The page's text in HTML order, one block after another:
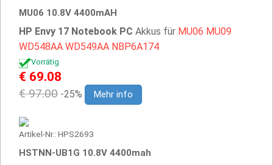
MU06 10.8V 4400mAH
HP Envy 17 Notebook PC Akkus für MU06 MU09
WD548AA WD549AA NBP6A174
Vorrätig
€ 69.08
€ 97.00 -25% Mehr info
Artikel-Nr.: HPS2693
HSTNN-UB1G 10.8V 4400mah